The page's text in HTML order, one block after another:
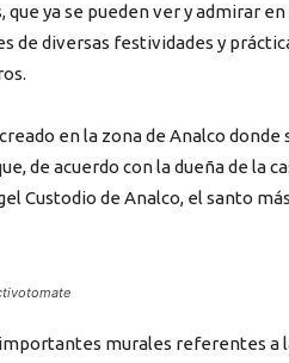
ya se pueden ver y admirar
de diversas festividades y
en la zona de Analco donde
de acuerdo con la dueña de la
Custodio de Analco, el santo
murales referentes a